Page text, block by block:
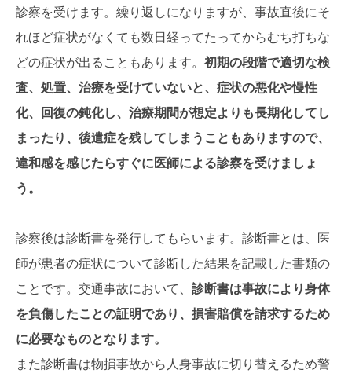
診察を受けます。繰り返しになりますが、事故直後にそ
れほど症状がなくても数日経ってたってからむち打ちな
どの症状が出ることもあります。 初期の段階で適切な検
査、処置、治療を受けていないと、症状の悪化や慢性
化、回復の鈍化し、治療期間が想定よりも長期化してし
まったり、後遺症を残してしまうこともありますので、
違和感を感じたらすぐに医師による診察を受けましょ
う。
診察後は診断書を発行してもらいます。診断書とは、医
師が患者の症状について診断した結果を記載した書類の
ことです。交通事故において、 診断書は事故により身体
を負傷したことの証明であり、損害賠償を請求するため
に必要なものとなります。
また診断書は物損事故から人身事故に切り替えるため警